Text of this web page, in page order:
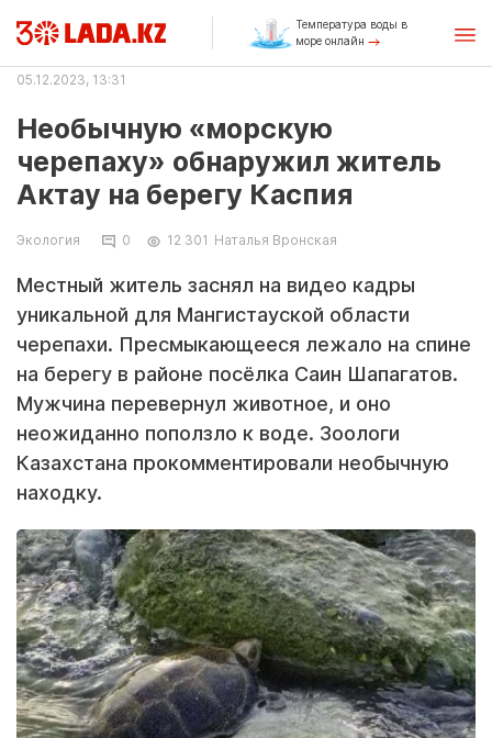
Температура воды в
море онлайн
05.12.2023, 13:31
Необычную «морскую
черепаху» обнаружил житель
Актау на берегу Каспия
Экология 0 12 301 Наталья Вронская
Местный житель заснял на видео кадры
уникальной для Мангистауской области
черепахи. Пресмыкающееся лежало на спине
на берегу в районе посёлка Саин Шапагатов.
Мужчина перевернул животное, и оно
неожиданно поползло к воде. Зоологи
Казахстана прокомментировали необычную
находку.